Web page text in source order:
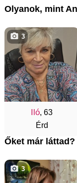
Olyanok, mint
Iló, 63
Érd
3
Őket már láttad?
3